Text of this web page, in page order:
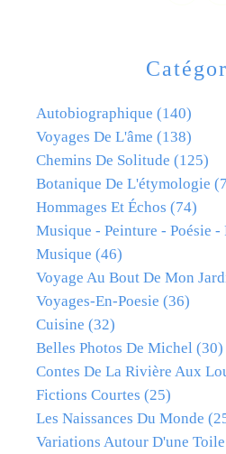
Autobiographique (140)
Voyages De L'âme (138)
Chemins De Solitude (125)
Botanique De L'étymologie
Hommages Et Échos (74)
Musique - Peinture - Poésie -
Musique (46)
Voyage Au Bout De Mon
Voyages-En-Poesie (36)
Cuisine (32)
Belles Photos De Michel (30)
Contes De La Rivière Aux
Fictions Courtes (25)
Les Naissances Du Monde
Variations Autour D'une